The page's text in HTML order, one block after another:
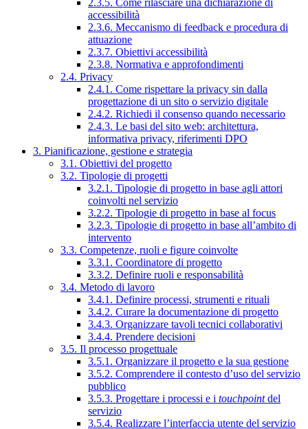
2.3.5. Come rilasciare una dichiarazione di
accessibilità
2.3.6. Meccanismo di feedback e procedura di
attuazione
2.3.7. Obiettivi accessibilità
2.3.8. Normativa e approfondimenti
2.4. Privacy
2.4.1. Come rispettare la privacy sin dalla
progettazione di un sito o servizio digitale
2.4.2. Richiedi il consenso quando necessario
2.4.3. Le basi del sito web: architettura,
informativa privacy, riferimenti DPO
3. Pianificazione, gestione e strategia
3.1. Obiettivi del progetto
3.2. Tipologie di progetti
3.2.1. Tipologie di progetto in base agli attori
coinvolti nel servizio
3.2.2. Tipologie di progetto in base al focus
3.2.3. Tipologie di progetto in base all’ambito di
intervento
3.3. Competenze, ruoli e figure coinvolte
3.3.1. Coordinatore di progetto
3.3.2. Definire ruoli e responsabilità
3.4. Metodo di lavoro
3.4.1. Definire processi, strumenti e rituali
3.4.2. Curare la documentazione di progetto
3.4.3. Organizzare tavoli tecnici collaborativi
3.4.4. Prendere decisioni
3.5. Il processo progettuale
3.5.1. Organizzare il progetto e la sua gestione
3.5.2. Comprendere il contesto d’uso del servizio
pubblico
3.5.3. Progettare i processi e i touchpointdel
servizio
3.5.4. Realizzare l’interfaccia utente del servizio